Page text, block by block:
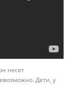
несет
Дети, у